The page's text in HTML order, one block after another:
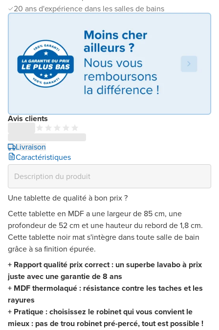
20 ans d'expérience dans les salles de bains
Avis clients
Livraison
Caractéristiques
Une tablette de qualité à bon prix ?
Cette tablette en MDF a une largeur de 85 cm, une
profondeur de 52 cm et une hauteur du rebord de 1,8 cm.
Cette tablette noir mat s'intègre dans toute salle de bain
grâce à sa finition épurée.
+ Rapport qualité prix correct : un superbe lavabo à prix
juste avec une garantie de 8 ans
+ MDF thermolaqué : résistance contre les taches et les
rayures
+ Pratique : choisissez le robinet qui vous convient le
mieux : pas de trou robinet pré-percé, tout est possible !